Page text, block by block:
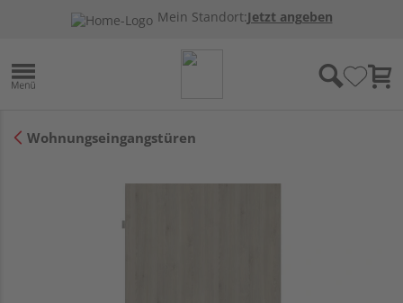
Mein Standort:Jetzt angeben
Wohnungseingangstüren